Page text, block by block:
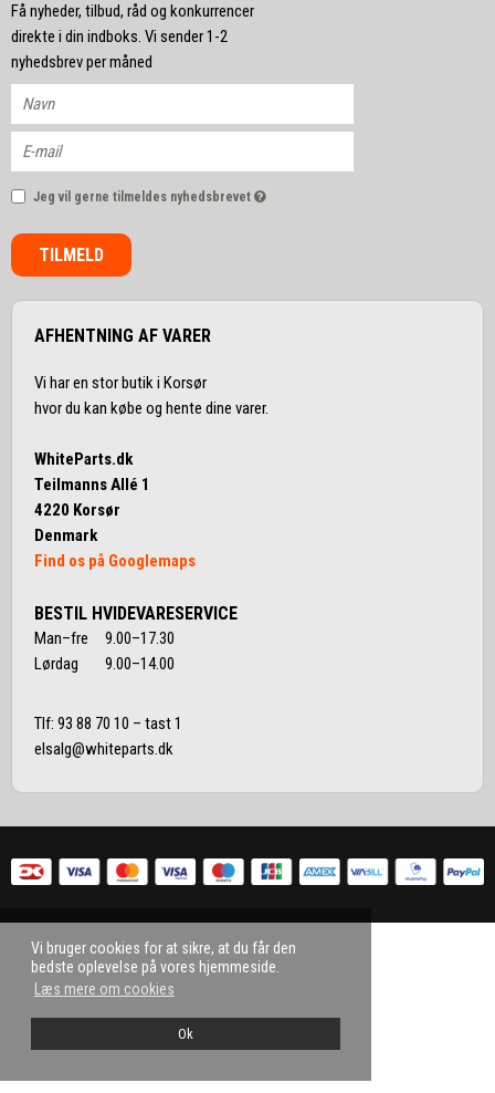
Vi bruger cookies for at sikre, at du får den
bedste oplevelse på vores hjemmeside.
Læs mere om cookies
Ok
Få nyheder, tilbud, råd og konkurrencer
direkte i din indboks. Vi sender 1-2
nyhedsbrev per måned
Jeg vil gerne tilmeldes nyhedsbrevet
TILMELD
AFHENTNING AF VARER
Vi har en stor butik i Korsør
hvor du kan købe og hente dine varer.
WhiteParts.dk
Teilmanns Allé 1
4220 Korsør
Denmark
Find os på Googlemaps
BESTIL HVIDEVARESERVICE
Man–fre 9.00–17.30
Lørdag 9.00–14.00
Tlf: 93 88 70 10 – tast 1
elsalg@whiteparts.dk